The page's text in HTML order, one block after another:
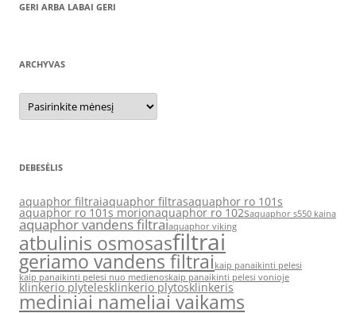
GERI ARBA LABAI GERI
ARCHYVAS
Archyvas
DEBESĖLIS
aquaphor filtraiaquaphor filtrasaquaphor ro 101s
aquaphor ro 101s morionaquaphor ro 102saquaphor s550 kaina
aquaphor vandens filtraiaquaphor viking
atbulinis osmosasfiltrai
geriamo vandens filtraikaip panaikinti pelesi
kaip panaikinti pelesi nuo medienoskaip panaikinti pelesi vonioje
klinkerio plytelesklinkerio plytosklinkeris
mediniai nameliai vaikams